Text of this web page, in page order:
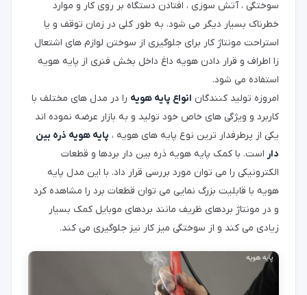
سوختگی ، آتش سوزی ، افتادن دستگاه بر روی کار و موارد
خطرناک بسیار دیگر می شود. به طور کلی در زمان توقف و یا
استراحت مونتاژ کار برای جلوگیری از سوختن لوازم های اشتعال
زا اطراف و قرار دادن هویه داغ داخل بخش فنری از پایه هویه
استفاده می شود.
امروزه تولید کنندگان انواع پایه هویه را در مدل های مختلف با
کاربرد و ویژگی های خاص خود تولید و به بازار عرضه نموده اند
یکی از پرطرفدار ترین نوع پایه های هویه ، پایه هویه ذره بین
دار است. با کمک پایه هویه ذره بین دار بردها و قطعات
الکترونیکی را می توان مورد بررسی قرار داد. با این مدل پایه
هویه با قابلیت بزرگ نمایی می توان قطعات برد را مشاهده کرد
و در مونتاژ بردهای ظریف مانند بردهای موبایل کمک بسیار
زیادی می کند و از سوختگی میز کار نیز جلوگیری می کند.